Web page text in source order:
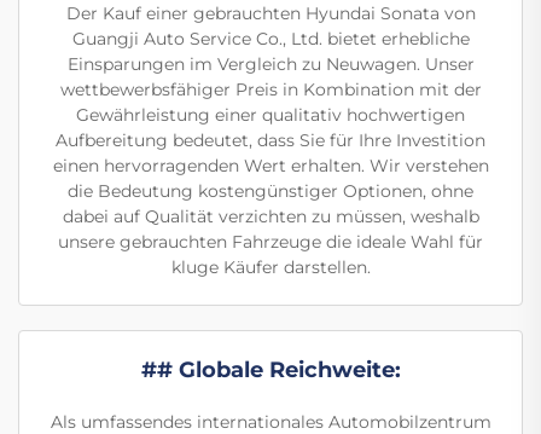
Der Kauf einer gebrauchten Hyundai Sonata von
Guangji Auto Service Co., Ltd. bietet erhebliche
Einsparungen im Vergleich zu Neuwagen. Unser
wettbewerbsfähiger Preis in Kombination mit der
Gewährleistung einer qualitativ hochwertigen
Aufbereitung bedeutet, dass Sie für Ihre Investition
einen hervorragenden Wert erhalten. Wir verstehen
die Bedeutung kostengünstiger Optionen, ohne
dabei auf Qualität verzichten zu müssen, weshalb
unsere gebrauchten Fahrzeuge die ideale Wahl für
kluge Käufer darstellen.
## Globale Reichweite:
Als umfassendes internationales Automobilzentrum